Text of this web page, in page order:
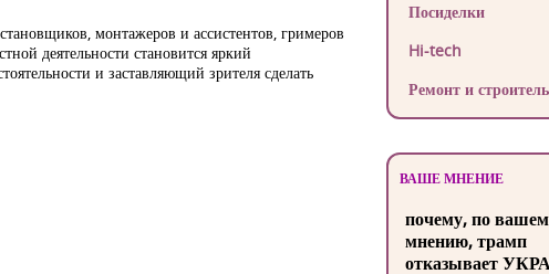
монтажеров и ассистентов, гримеров
деятельности становится яркий
и заставляющий зрителя сделать
Посиделки
Hi-tech
Ремонт и
ВАШЕ МНЕНИЕ
почему, по
мнению, трамп
отказывает